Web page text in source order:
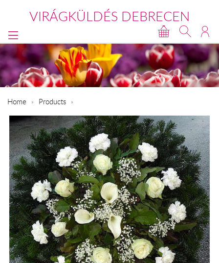
VIRÁGKÜLDÉS DEBRECEN
Home Products